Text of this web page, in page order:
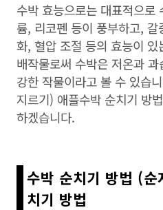
수박 효능으로는 대표적으로
륨, 리코펜 등이 풍부하고,
화, 혈압 조절 등의 효능이
배작물로써 수박은 저온과
강한 작물이라고 볼 수 있습
지르기) 애플수박 순치기 방
하겠습니다.
수박 순치기 방법 (
치기 방법